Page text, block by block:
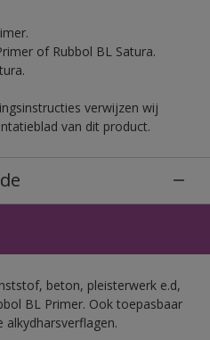
of Rubbol BL Satura.
verwijzen wij
van dit product.
beton, pleisterwerk e.d,
BL Primer. Ook toepasbaar
alkydharsverflagen.